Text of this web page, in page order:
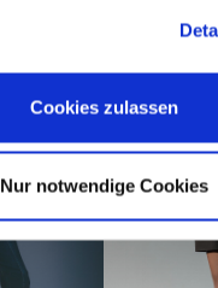
Cookies zulassen
Nur notwendige Cookies